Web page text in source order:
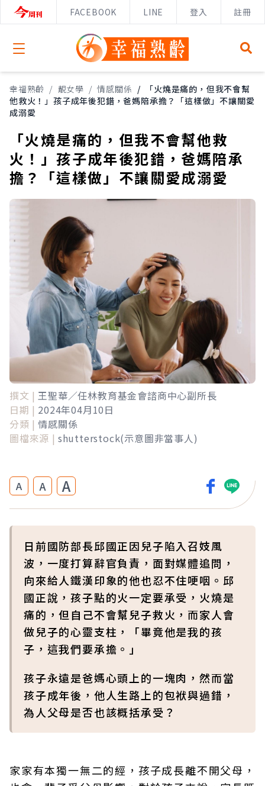
FACEBOOK LINE 登入 註冊
Open menu
幸福熟齡 / 靚女學 / 情感關係 /
「火燒是痛的，但我不會幫
他救火！」孩子成年後犯錯，爸媽陪承擔？「這樣做」不讓關愛
成溺愛
「火燒是痛的，但我不會幫他救
火！」孩子成年後犯錯，爸媽陪承
擔？「這樣做」不讓關愛成溺愛
撰文 | 王聖華／任林教育基金會諮商中心副所長
日期 | 2024年04月10日
分類 | 情感關係
圖檔來源 | shutterstock(示意圖非當事人)
A A A
日前國防部長邱國正因兒子陷入召妓風
波，一度打算辭官負責，面對媒體追問，
向來給人鐵漢印象的他也忍不住哽咽。邱
國正說，孩子點的火一定要承受，火燒是
痛的，但自己不會幫兒子救火，而家人會
做兒子的心靈支柱，「畢竟他是我的孩
子，這我們要承擔。」
孩子永遠是爸媽心頭上的一塊肉，然而當
孩子成年後，他人生路上的包袱與過錯，
為人父母是否也該概括承受？
家家有本獨一無二的經，孩子成長離不開父母，